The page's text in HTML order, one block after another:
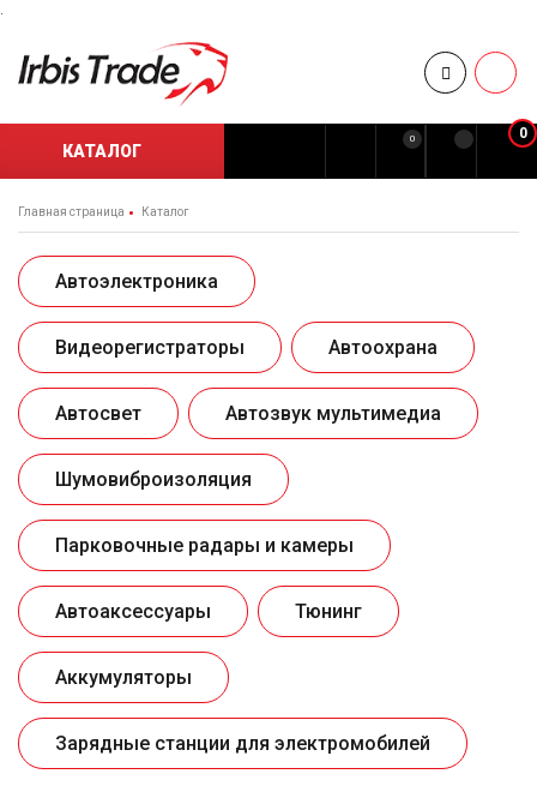
.
КАТАЛОГ
0 0
Главная страница Каталог
Автоэлектроника
Видеорегистраторы Автоохрана
Автосвет Автозвук мультимедиа
Шумовиброизоляция
Парковочные радары и камеры
Автоаксессуары Тюнинг
Аккумуляторы
Зарядные станции для электромобилей